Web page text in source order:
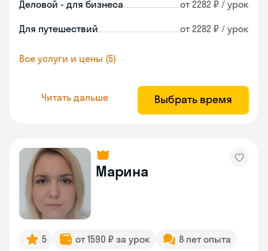
Деловой - для бизнеса от 2282 ₽ / урок
Для путешествий от 2282 ₽ / урок
Все услуги и цены (5)
Читать дальше Выбрать время
Марина
5 от 1590 ₽ за урок 8 лет опыта